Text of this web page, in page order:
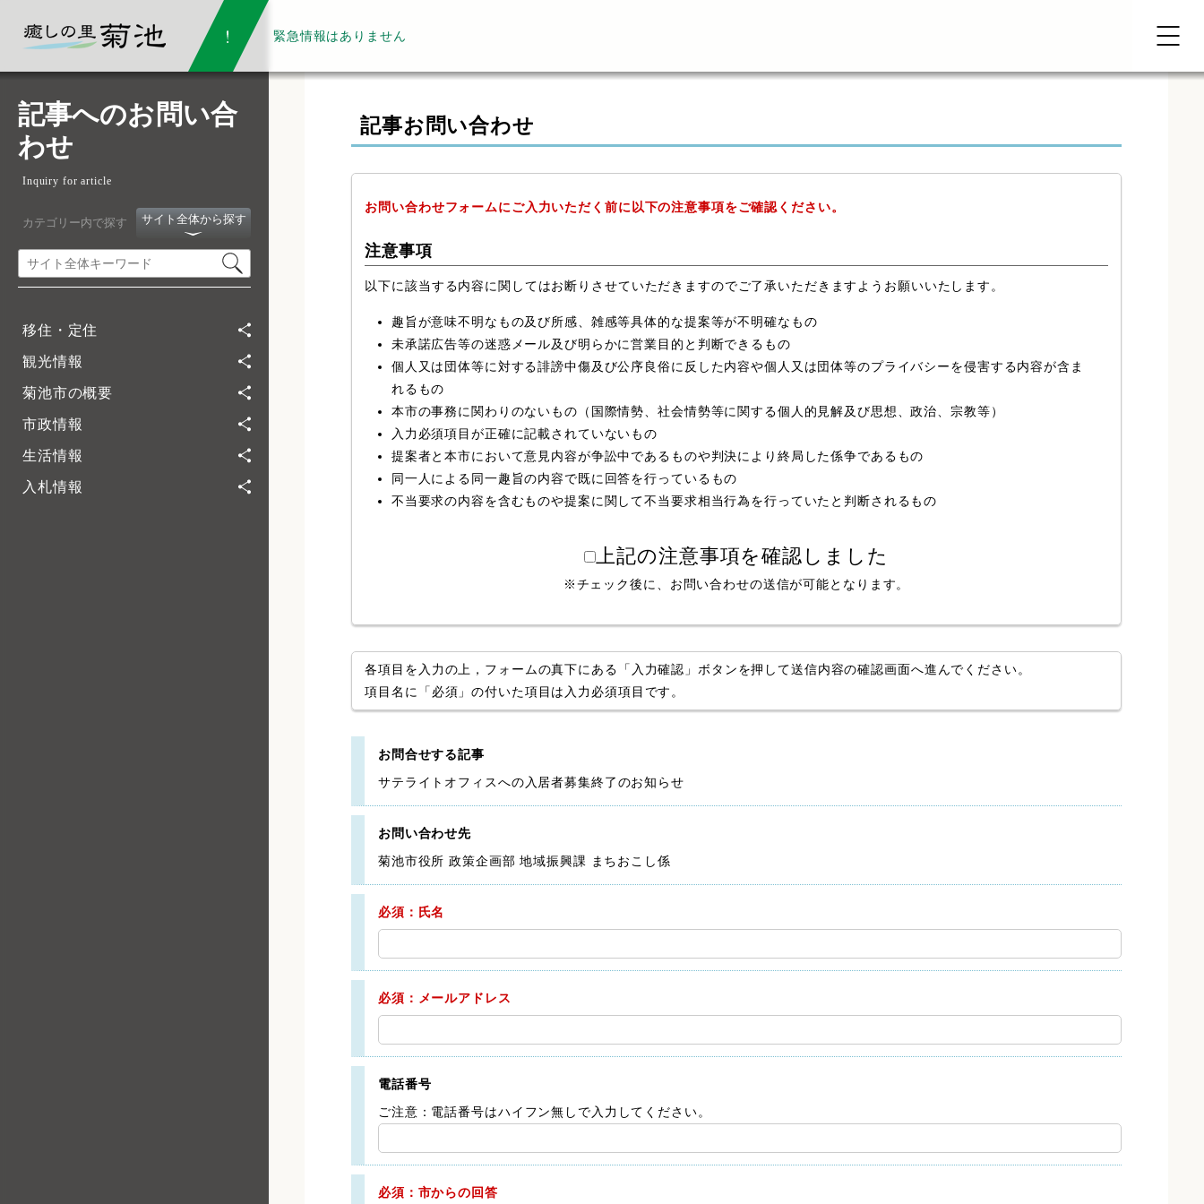
緊急情報はありません
記事へのお問い合
わせ
Inquiry for article
カテゴリー内で探す サイト全体から探す
移住・定住
観光情報
菊池市の概要
市政情報
生活情報
入札情報
記事お問い合わせ
お問い合わせフォームにご入力いただく前に以下の注意事項をご確認ください。
注意事項
以下に該当する内容に関してはお断りさせていただきますのでご了承いただきますようお願いいたします。
趣旨が意味不明なもの及び所感、雑感等具体的な提案等が不明確なもの
未承諾広告等の迷惑メール及び明らかに営業目的と判断できるもの
個人又は団体等に対する誹謗中傷及び公序良俗に反した内容や個人又は団体等のプライバシーを侵害する内容が含ま
れるもの
本市の事務に関わりのないもの（国際情勢、社会情勢等に関する個人的見解及び思想、政治、宗教等）
入力必須項目が正確に記載されていないもの
提案者と本市において意見内容が争訟中であるものや判決により終局した係争であるもの
同一人による同一趣旨の内容で既に回答を行っているもの
不当要求の内容を含むものや提案に関して不当要求相当行為を行っていたと判断されるもの
上記の注意事項を確認しました
※チェック後に、お問い合わせの送信が可能となります。
各項目を入力の上，フォームの真下にある「入力確認」ボタンを押して送信内容の確認画面へ進んでください。
項目名に「必須」の付いた項目は入力必須項目です。
お問合せする記事
サテライトオフィスへの入居者募集終了のお知らせ
お問い合わせ先
菊池市役所 政策企画部 地域振興課 まちおこし係
必須：氏名
必須：メールアドレス
電話番号
ご注意：電話番号はハイフン無しで入力してください。
必須：市からの回答